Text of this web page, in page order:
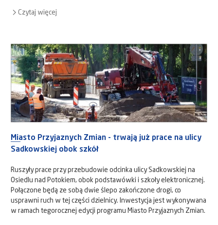
Czytaj więcej
Miasto Przyjaznych Zmian - trwają już prace na ulicy
Sadkowskiej obok szkół
Ruszyły prace przy przebudowie odcinka ulicy Sadkowskiej na
Osiedlu nad Potokiem, obok podstawówki i szkoły elektronicznej.
Połączone będą ze sobą dwie ślepo zakończone drogi, co
usprawni ruch w tej części dzielnicy. Inwestycja jest wykonywana
w ramach tegorocznej edycji programu Miasto Przyjaznych Zmian.